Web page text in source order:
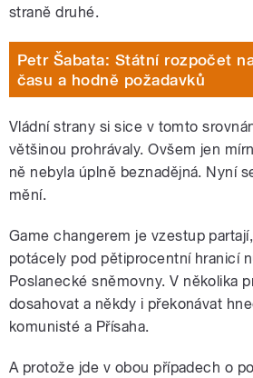
straně druhé.
Petr Šabata: Státní rozpočet
času a hodně požadavků
Vládní strany si sice v tomto
většinou prohrávaly. Ovšem jen
ně nebyla úplně beznadějná. Nyní
mění.
Game changerem je vzestup
potácely pod pětiprocentní hranicí
Poslanecké sněmovny. V několika
dosahovat a někdy i překonávat
komunisté a Přísaha.
A protože jde v obou případech o